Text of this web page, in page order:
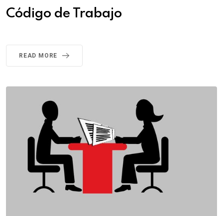
Código de Trabajo
READ MORE